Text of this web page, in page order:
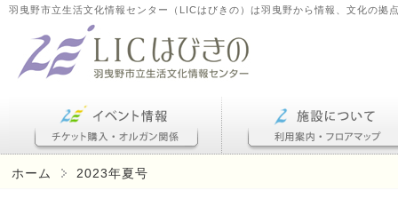
羽曳野市立生活文化情報センター（LICはびきの）は羽曳野から情報、文化の拠
ホーム 2023年夏号